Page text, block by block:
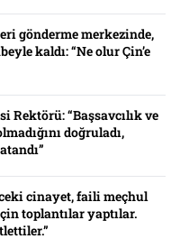
gönderme merkezinde,
kaldı: “Ne olur Çin’e
Rektörü: “Başsavcılık ve
doğruladı,
cinayet, faili meçhul
toplantılar yaptılar.